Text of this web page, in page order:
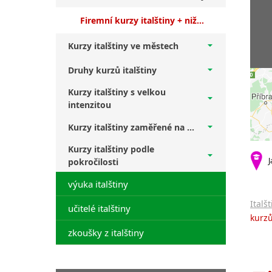
Firemní kurzy italštiny + nižší středně pokročilí
Kurzy italštiny ve městech
Druhy kurzů italštiny
Kurzy italštiny s velkou
intenzitou
Kurzy italštiny zaměřené na ...
Kurzy italštiny podle
pokročilosti
výuka italštiny
učitelé italštiny
zkoušky z italštiny